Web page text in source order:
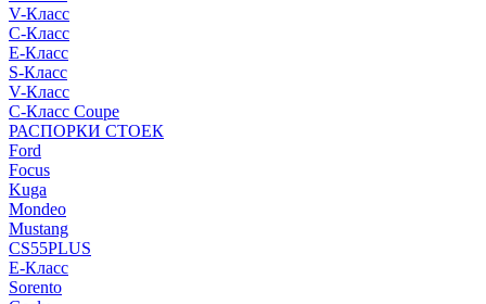
V-Класс
C-Класс
E-Класс
S-Класс
V-Класс
C-Класс Coupe
РАСПОРКИ СТОЕК
Ford
Focus
Kuga
Mondeo
Mustang
CS55PLUS
E-Класс
Sorento